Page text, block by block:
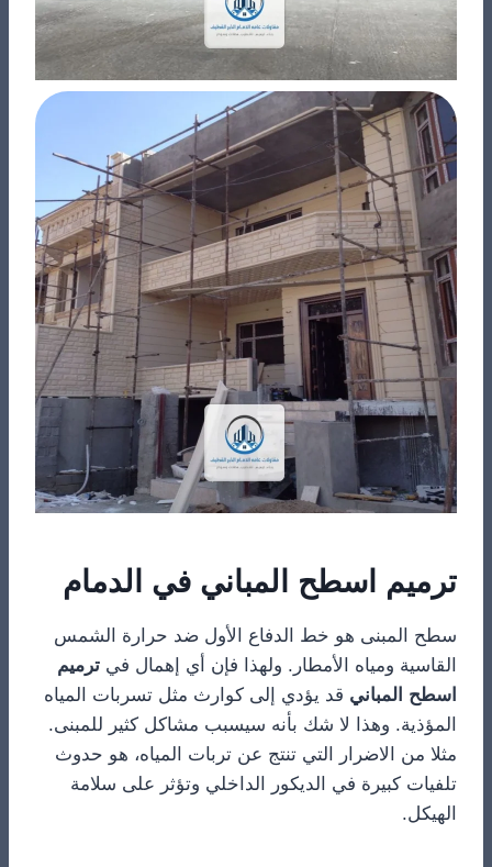
ترميم اسطح المباني في الدمام
سطح المبنى هو خط الدفاع الأول ضد حرارة الشمس
القاسية ومياه الأمطار. ولهذا فإن أي إهمال في ترميم
اسطح المباني قد يؤدي إلى كوارث مثل تسربات المياه
المؤذية. وهذا لا شك بأنه سيسبب مشاكل كثير للمبنى.
مثلا من الاضرار التي تنتج عن تربات المياه، هو حدوث
تلفيات كبيرة في الديكور الداخلي وتؤثر على سلامة
الهيكل.